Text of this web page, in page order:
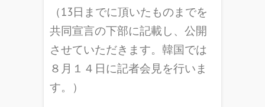
（13日までに頂いたものまでを
共同宣言の下部に記載し、公開
させていただきます。韓国では
８月１４日に記者会見を行いま
す。）